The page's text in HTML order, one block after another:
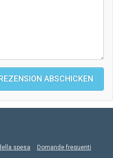
ABSCHICKEN
spesa Domande frequenti